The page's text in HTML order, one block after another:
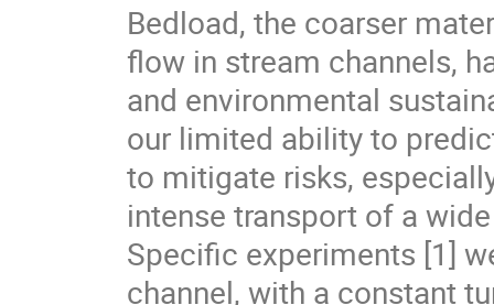
Bedload, the coarser
flow in stream channels,
and environmental
our limited ability to
to mitigate risks,
intense transport of a
Specific experiments [1]
channel, with a constant